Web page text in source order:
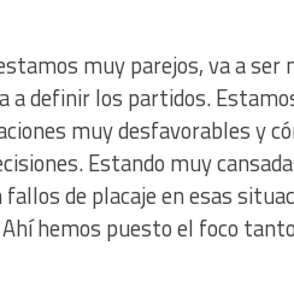
muy parejos, va a ser
definir los partidos.
muy desfavorables y
Estando muy
de placaje en esas
hemos puesto el foco